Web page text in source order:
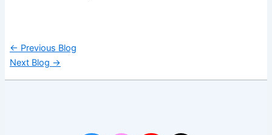
← Previous Blog
Next Blog →